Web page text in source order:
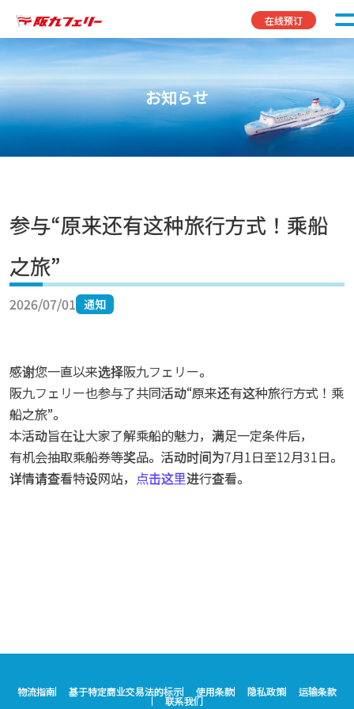
在线预订
お知らせ
参与“原来还有这种旅行方式！乘船
之旅”
2026/07/01 通知
感谢您一直以来选择阪九フェリー。
阪九フェリー也参与了共同活动“原来还有这种旅行方式！乘
船之旅”。
本活动旨在让大家了解乘船的魅力，满足一定条件后，
有机会抽取乘船券等奖品。活动时间为7月1日至12月31日。
详情请查看特设网站， 点击这里进行查看。
物流指南 基于特定商业交易法的标示 使用条款 隐私政策 运输条款
联系我们